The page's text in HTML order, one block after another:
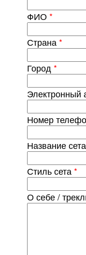
ФИО *
Страна *
Город *
Электронный
Номер
Название
Стиль сета *
О себе /